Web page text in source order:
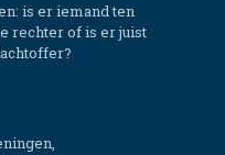
is er iemand ten
rechter of is er juist